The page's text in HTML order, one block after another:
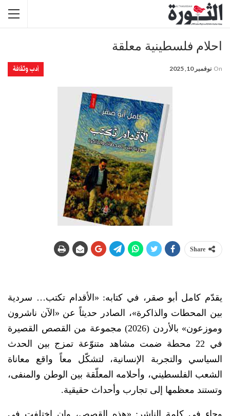
احلام فلسطينية معلقة
أدب وثقافة On نوفمبر 10, 2025
Share
يقدّم كامل أبو صقر، في كتابه: «الأقدام تكتب… سردية
بين المحطات والذاكرة»، الصادر حديثاً عن «الآن ناشرون
وموزعون» بالأردن (2026) مجموعة من القصص القصيرة
في 22 محطة ضمت مشاهد متنوّعة تمزج بين الحدث
السياسي والتجربة الإنسانية، لتشكّل معاً واقع معاناة
الشعب الفلسطيني، وأحلامه المعلّقة بين الوطن والمنفى،
وتستند معظمها إلى تجارب وأحداث حقيقية.
وجاء في كلمة الناشر: «هذه القصص، وإن اختلفت في